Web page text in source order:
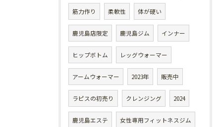
筋力作り 柔軟性 体が硬い
鹿児島店限定 鹿児島ジム インナー
ヒップボトム レッグウォーマー
アームウォーマー 2023年 販売中
ラピスの初売り クレンジング 2024
鹿児島エステ 女性専用フィットネスジム